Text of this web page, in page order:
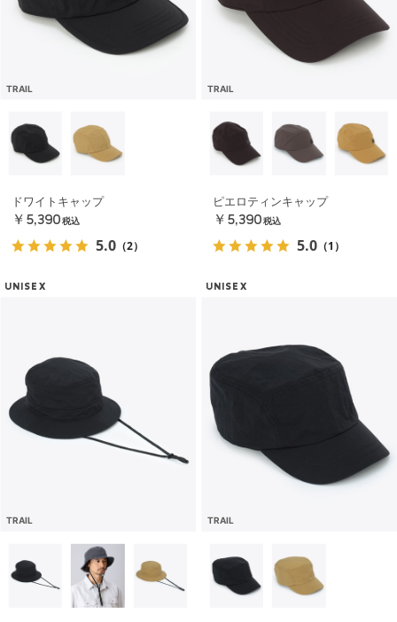
TRAIL
ドワイトキャップ
￥5,390 税込
5.0 （2）
TRAIL
ピエロティンキャップ
￥5,390 税込
5.0 （1）
UNISEX
TRAIL
UNISEX
TRAIL